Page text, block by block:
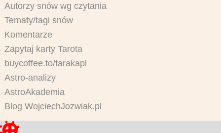
Autorzy snów wg czytania
Tematy/tagi snów
Komentarze
Zapytaj karty Tarota
buycoffee.to/tarakapl
Astro-analizy
AstroAkademia
Blog WojciechJozwiak.pl